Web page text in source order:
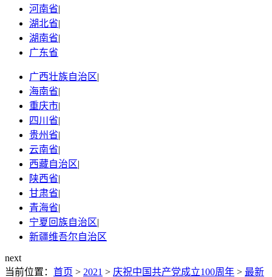
河南省|
湖北省|
湖南省|
广东省
广西壮族自治区|
海南省|
重庆市|
四川省|
贵州省|
云南省|
西藏自治区|
陕西省|
甘肃省|
青海省|
宁夏回族自治区|
新疆维吾尔自治区
next
当前位置： 首页 > 2021 > 庆祝中国共产党成立100周年 > 最新